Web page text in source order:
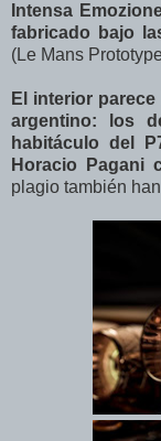
Intensa
fabricado bajo
(Le Mans
El interior
argentino: los
habitáculo del
Horacio Pagani
plagio también